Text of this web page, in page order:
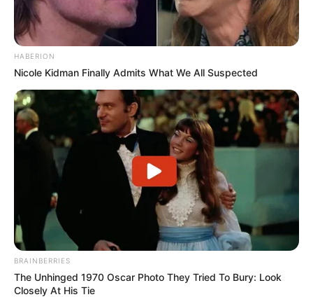
HABERION
Nicole Kidman Finally Admits What We All Suspected
BRAINBERRIES
The Unhinged 1970 Oscar Photo They Tried To Bury: Look
Closely At His Tie